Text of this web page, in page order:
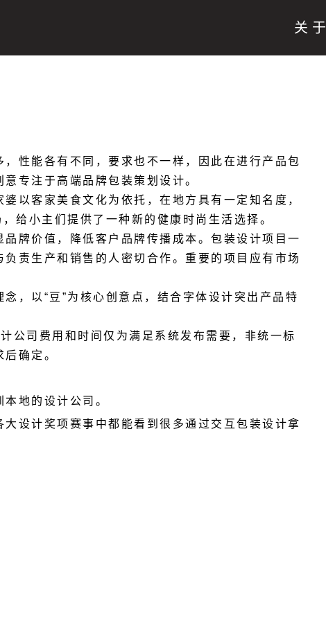
关于
，性能各有不同，要求也不一样，因此在进行产品包
专注于高端品牌包装策划设计。
以客家美食文化为依托，在地方具有一定知名度，
给小主们提供了一种新的健康时尚生活选择。
牌价值，降低客户品牌传播成本。包装设计项目一
责生产和销售的人密切合作。重要的项目应有市场
念，以 “ 豆 ”为核心创意点，结合字体设计突出产品特
公司费用和时间仅为满足系统发布需要，非统一标
确定。
地的设计公司。
设计奖项赛事中都能看到很多通过交互包装设计拿